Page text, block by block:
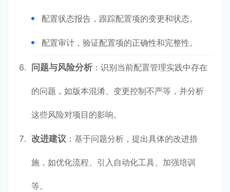
配置状态报告，跟踪配置项的变更和状态。
配置审计，验证配置项的正确性和完整性。
问题与风险分析 ：识别当前配置管理实践中存在
的问题，如版本混淆、变更控制不严等，并分析
这些风险对项目的影响。
改进建议 ：基于问题分析，提出具体的改进措
施，如优化流程、引入自动化工具、加强培训
等。